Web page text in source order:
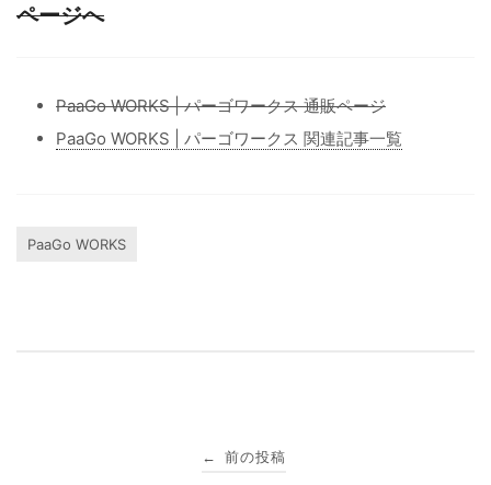
ページへ
PaaGo WORKS | パーゴワークス 通販ページ
PaaGo WORKS | パーゴワークス 関連記事一覧
PaaGo WORKS
← 前の投稿